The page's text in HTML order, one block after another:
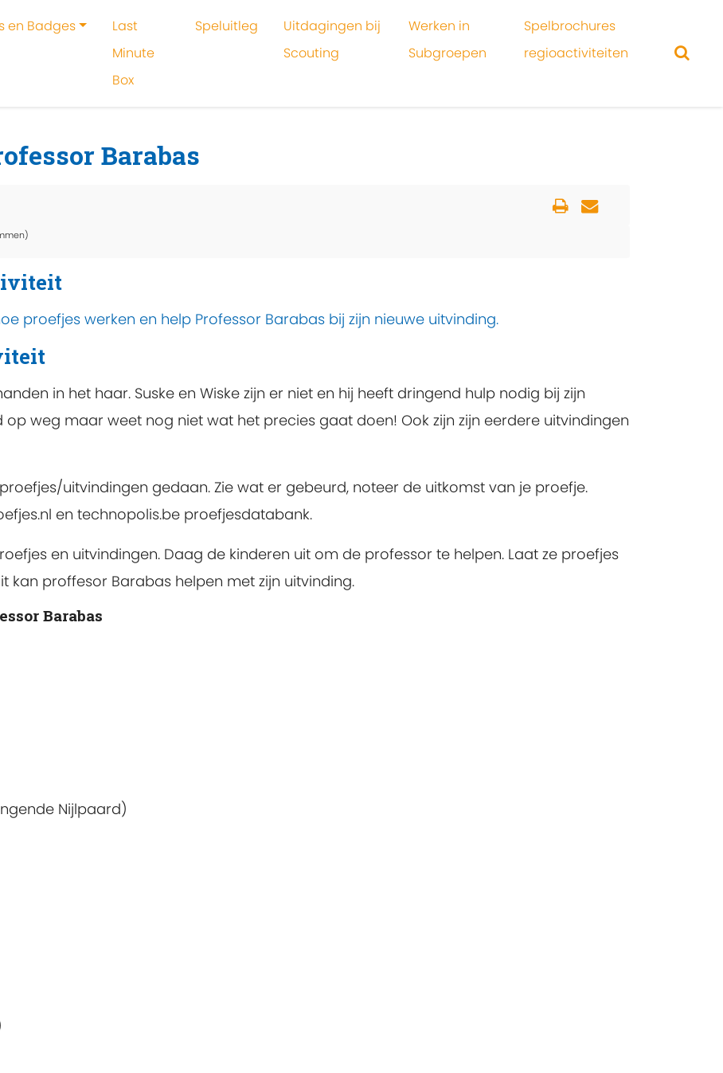
en Badges
Last
Minute
Box
Speluitleg
Uitdagingen bij
Scouting
Werken in
Subgroepen
Spelbrochures
regioactiviteiten
De uitvinding van professor Barabas
Barabas
proefjes werken en help Professor Barabas bij zijn nieuwe uitvinding.
in het haar. Suske en Wiske zijn er niet en hij heeft dringend hulp nodig bij zijn
op weg maar weet nog niet wat het precies gaat doen! Ook zijn zijn eerdere uitvindingen
uitvindingen gedaan. Zie wat er gebeurd, noteer de uitkomst van je proefje.
en technopolis.be proefjesdatabank.
en uitvindingen. Daag de kinderen uit om de professor te helpen. Laat ze proefjes
kan proffesor Barabas helpen met zijn uitvinding.
Barabas
Nijlpaard)